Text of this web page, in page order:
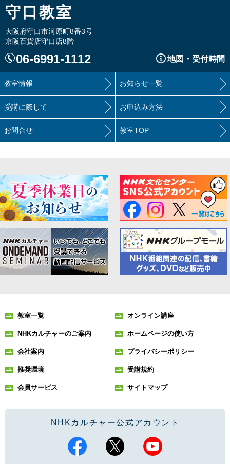
守口教室
大阪府守口市河原町8番3号
京阪百貨店守口店8階
06-6991-1112 地図・受付時間
教室情報 お知らせ一覧
受講に際して お申込み方法
お問合せ 教室TOP
教室一覧 オンライン講座
NHKカルチャーのご案内 ホームページの使い方
会社案内 プライバシーポリシー
推奨環境 受講規約
会員サービス サイトマップ
NHKカルチャー公式アカウント